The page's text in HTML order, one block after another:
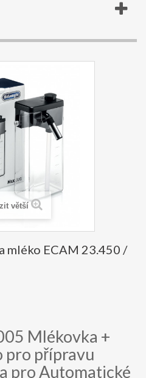
větší
mléko ECAM 23.450 /
Mlékovka +
pro přípravu
pro Automatické